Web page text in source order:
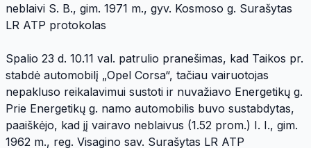
neblaivi S. B., gim. 1971 m., gyv. Kosmoso g. Surašytas
LR ATP protokolas
Spalio 23 d. 10.11 val. patrulio pranešimas, kad Taikos pr.
stabdė automobilį „Opel Corsa“, tačiau vairuotojas
nepakluso reikalavimui sustoti ir nuvažiavo Energetikų g.
Prie Energetikų g. namo automobilis buvo sustabdytas,
paaiškėjo, kad jį vairavo neblaivus (1.52 prom.) I. I., gim.
1962 m., reg. Visagino sav. Surašytas LR ATP